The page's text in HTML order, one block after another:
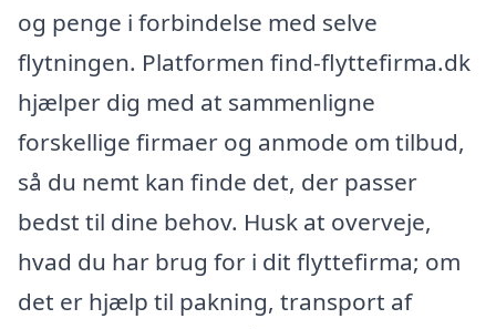
og penge i forbindelse med selve
flytningen. Platformen find-flyttefirma.dk
hjælper dig med at sammenligne
forskellige firmaer og anmode om tilbud,
så du nemt kan finde det, der passer
bedst til dine behov. Husk at overveje,
hvad du har brug for i dit flyttefirma; om
det er hjælp til pakning, transport af